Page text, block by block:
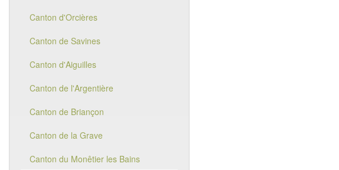
Canton d'Orcières
Canton de Savines
Canton d'Aiguilles
Canton de l'Argentière
Canton de Briançon
Canton de la Grave
Canton du Monêtier les Bains